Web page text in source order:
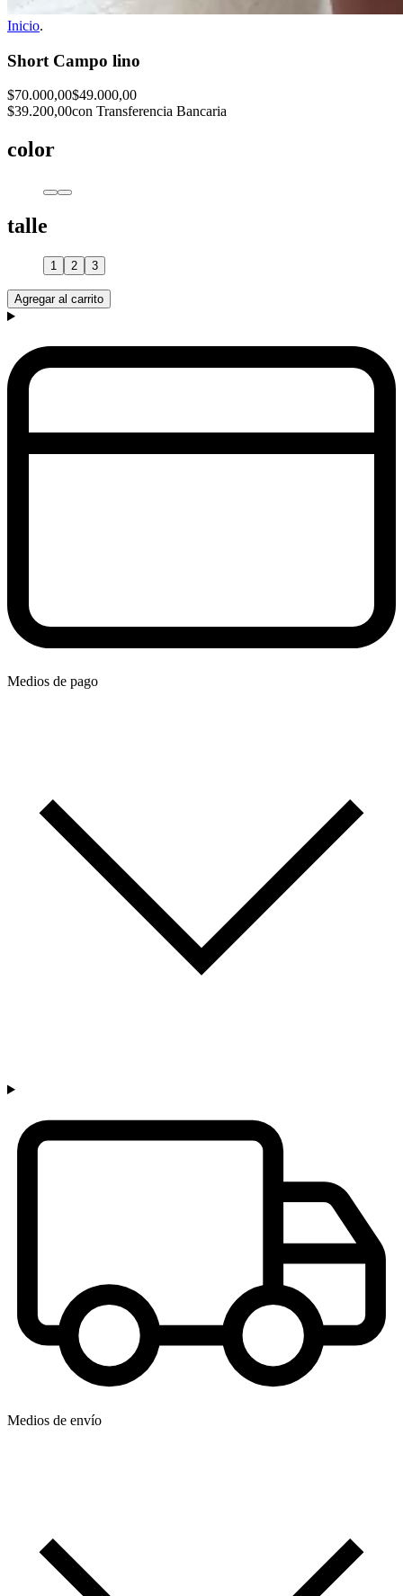
Inicio.
Short Campo lino
$70.000,00$49.000,00
$39.200,00con Transferencia Bancaria
color
talle
1 2 3
Agregar al carrito
Medios de pago
Medios de envío